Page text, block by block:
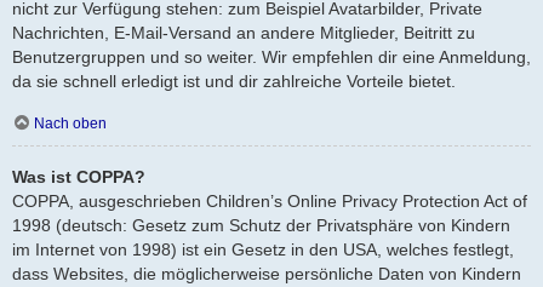
nicht zur Verfügung stehen: zum Beispiel Avatarbilder, Private
Nachrichten, E-Mail-Versand an andere Mitglieder, Beitritt zu
Benutzergruppen und so weiter. Wir empfehlen dir eine Anmeldung,
da sie schnell erledigt ist und dir zahlreiche Vorteile bietet.
Nach oben
Was ist COPPA?
COPPA, ausgeschrieben Children’s Online Privacy Protection Act of
1998 (deutsch: Gesetz zum Schutz der Privatsphäre von Kindern
im Internet von 1998) ist ein Gesetz in den USA, welches festlegt,
dass Websites, die möglicherweise persönliche Daten von Kindern